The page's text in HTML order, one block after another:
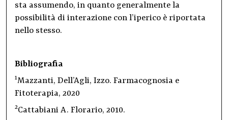
sta assumendo, in quanto generalmente la
possibilità di interazione con l’iperico è riportata
nello stesso.
Bibliografia
1Mazzanti, Dell’Agli, Izzo. Farmacognosia e
Fitoterapia, 2020
2Cattabiani A. Florario, 2010.